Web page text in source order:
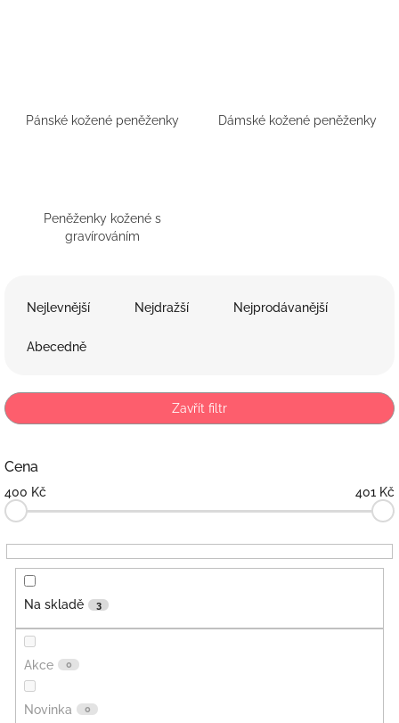
Pánské kožené peněženky Dámské kožené peněženky
Peněženky kožené s
gravírováním
p
r
d
k
t
ů
Nejlevnější Nejdražší Nejprodávanější
Abecedně
Zavřít filtr
Cena
400 Kč 401 Kč
Na skladě 3
Akce 0
Novinka 0